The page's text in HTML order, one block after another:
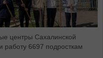
центры Сахалинской
работу 6697 подросткам